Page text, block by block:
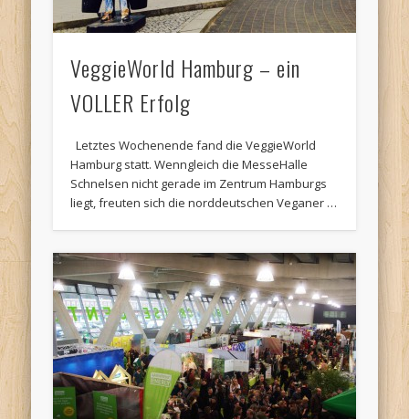
VeggieWorld Hamburg – ein
VOLLER Erfolg
Letztes Wochenende fand die VeggieWorld
Hamburg statt. Wenngleich die MesseHalle
Schnelsen nicht gerade im Zentrum Hamburgs
liegt, freuten sich die norddeutschen Veganer …